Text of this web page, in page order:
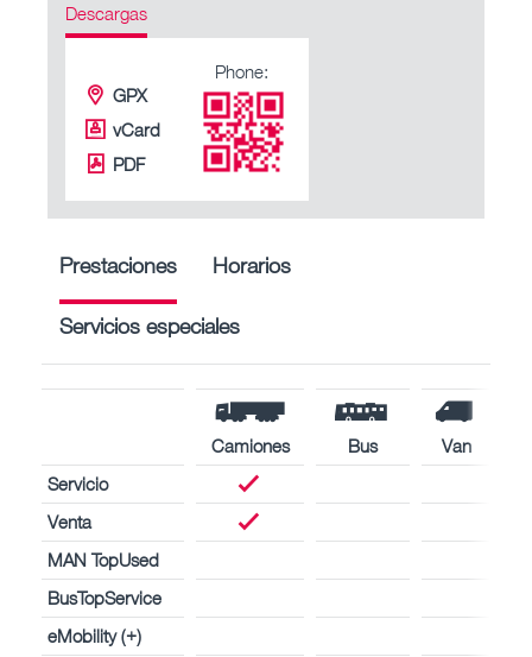
Descargas
GPX
vCard
PDF
Phone:
Prestaciones Horarios
Servicios especiales
Camiones Bus
Van
Servicio
Venta
MAN TopUsed
BusTopService
eMobility (+)